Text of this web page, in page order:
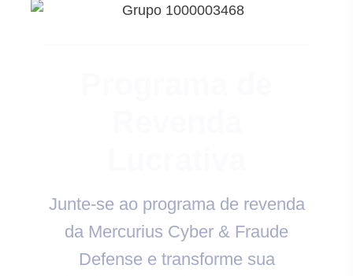
Junte-se ao programa de revenda
da Mercurius Cyber & Fraude
Defense e transforme sua